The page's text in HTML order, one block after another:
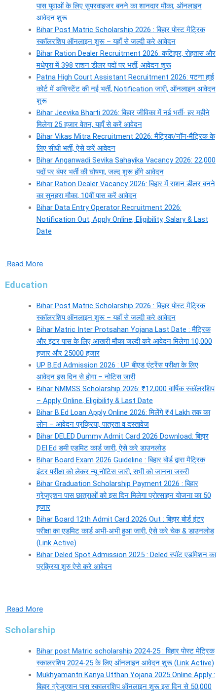
पास युवाओं के लिए सुपरवाइजर बनने का शानदार मौका, ऑनलाइन
आवेदन शुरू
Bihar Post Matric Scholarship 2026 : बिहार पोस्ट मैट्रिक
स्कॉलरशिप ऑनलाइन शुरू – यहाँ से जल्दी करे आवेदन
Bihar Ration Dealer Recruitment 2026: कटिहार, रोहतास और
मधेपुरा में 398 राशन डीलर पदों पर भर्ती, आवेदन शुरू
Patna High Court Assistant Recruitment 2026: पटना हाई
कोर्ट में असिस्टेंट की नई भर्ती, Notification जारी, ऑनलाइन आवेदन
शुरू
Bihar Jeevika Bharti 2026: बिहार जीविका में नई भर्ती- हर महीने
मिलेगा 25 हजार वेतन, यहाँ से करें आवेदन
Bihar Vikas Mitra Recruitment 2026: मैट्रिक/नॉन-मैट्रिक के
लिए सीधी भर्ती, ऐसे करें आवेदन
Bihar Anganwadi Sevika Sahayika Vacancy 2026: 22,000
पदों पर बंपर भर्ती की घोषणा, जल्द शुरू होंगे आवेदन
Bihar Ration Dealer Vacancy 2026: बिहार में राशन डीलर बनने
का सुनहरा मौका, 10वीं पास करें आवेदन
Bihar Data Entry Operator Recruitment 2026:
Notification Out, Apply Online, Eligibility, Salary & Last
Date
Read More
Education
Bihar Post Matric Scholarship 2026 : बिहार पोस्ट मैट्रिक
स्कॉलरशिप ऑनलाइन शुरू – यहाँ से जल्दी करे आवेदन
Bihar Matric Inter Protsahan Yojana Last Date : मैट्रिक
और इंटर पास के लिए आखरी मौका जल्दी करे आवेदन मिलेगा 10,000
हजार और 25000 हजार
UP B.Ed Admission 2026 : UP बीएड एंट्रेंस परीक्षा के लिए
आवेदन इस दिन से होगा – नोटिस जारी
Bihar NMMSS Scholarship 2026: ₹12,000 वार्षिक स्कॉलरशिप
– Apply Online, Eligibility & Last Date
Bihar B.Ed Loan Apply Online 2026: मिलेंगे ₹4 Lakh तक का
लोन – आवेदन प्रक्रिया, पात्रता व दस्तावेज
Bihar DELED Dummy Admit Card 2026 Download: बिहार
D.El.Ed डमी एडमिट कार्ड जारी, ऐसे करे डाउनलोड
Bihar Board Exam 2026 Guideline : बिहार बोर्ड द्वारा मैट्रिक
इंटर परीक्षा को लेकर न्यू नोटिस जारी, सभी को जानना जरुरी
Bihar Graduation Scholarship Payment 2026 : बिहार
ग्रेजुएशन पास छात्राओं को इस दिन मिलेगा प्रोत्साहन योजना का 50
हजार
Bihar Board 12th Admit Card 2026 Out : बिहार बोर्ड इंटर
परीक्षा का एडमिट कार्ड अभी-अभी हुआ जारी, ऐसे करे चेक & डाउनलोड
(Link Active)
Bihar Deled Spot Admission 2025 : Deled स्पॉट एडमिशन का
प्रक्रिया शुरु ऐसे करे आवेदन
Read More
Scholarship
Bihar post Matric scholarship 2024-25 : बिहार पोस्ट मेट्रिक
स्कालरशिप 2024-25 के लिए ऑनलाइन आवेदन शुरू (Link Active)
Mukhyamantri Kanya Utthan Yojana 2025 Online Apply :
बिहार ग्रेजुएशन पास स्कालरशिप ऑनलाइन शुरू इस दिन से 50,000